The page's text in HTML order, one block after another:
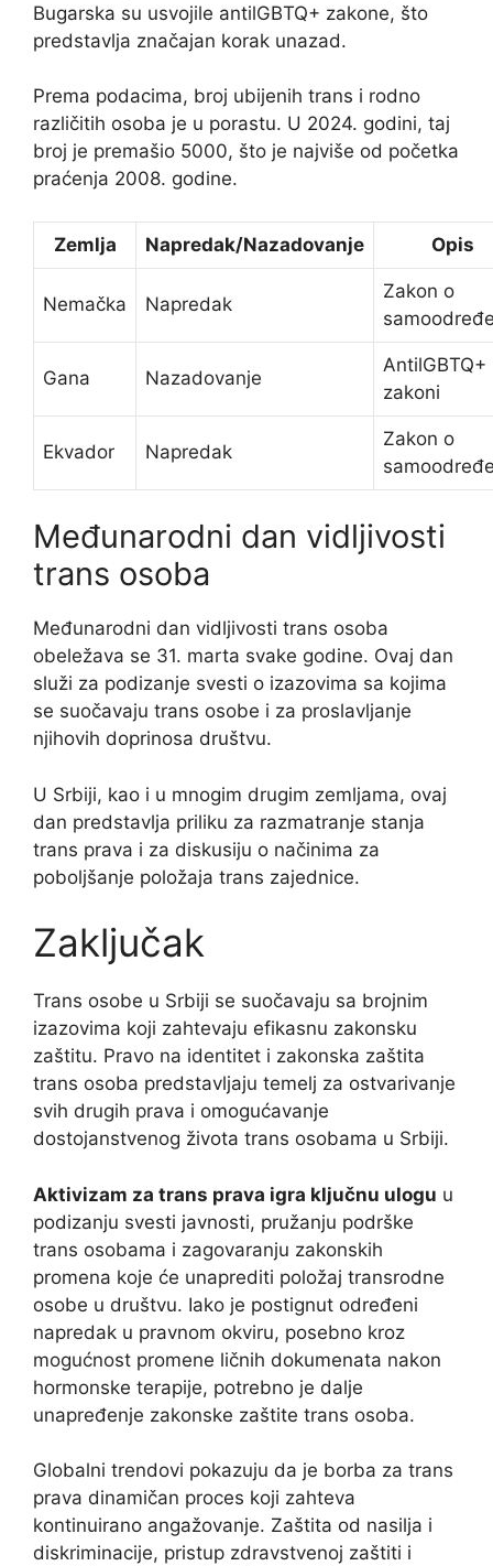
Bugarska su usvojile antilGBTQ+ zakone, što
predstavlja značajan korak unazad.
Prema podacima, broj ubijenih trans i rodno
različitih osoba je u porastu. U 2024. godini, taj
broj je premašio 5000, što je najviše od početka
praćenja 2008. godine.
Zemlja Napredak/Nazadovanje Opis
Nemačka Napredak
Zakon o
Gana Nazadovanje
AntilGBTQ+
zakoni
Ekvador Napredak
Zakon o
Međunarodni dan vidljivosti
trans osoba
Međunarodni dan vidljivosti trans osoba
obeležava se 31. marta svake godine. Ovaj dan
služi za podizanje svesti o izazovima sa kojima
se suočavaju trans osobe i za proslavljanje
njihovih doprinosa društvu.
U Srbiji, kao i u mnogim drugim zemljama, ovaj
dan predstavlja priliku za razmatranje stanja
trans prava i za diskusiju o načinima za
poboljšanje položaja trans zajednice.
Zaključak
Trans osobe u Srbiji se suočavaju sa brojnim
izazovima koji zahtevaju efikasnu zakonsku
zaštitu. Pravo na identitet i zakonska zaštita
trans osoba predstavljaju temelj za ostvarivanje
svih drugih prava i omogućavanje
dostojanstvenog života trans osobama u Srbiji.
Aktivizam za trans prava igra ključnu ulogu u
podizanju svesti javnosti, pružanju podrške
trans osobama i zagovaranju zakonskih
promena koje će unaprediti položaj transrodne
osobe u društvu. Iako je postignut određeni
napredak u pravnom okviru, posebno kroz
mogućnost promene ličnih dokumenata nakon
hormonske terapije, potrebno je dalje
unapređenje zakonske zaštite trans osoba.
Globalni trendovi pokazuju da je borba za trans
prava dinamičan proces koji zahteva
kontinuirano angažovanje. Zaštita od nasilja i
diskriminacije, pristup zdravstvenoj zaštiti i